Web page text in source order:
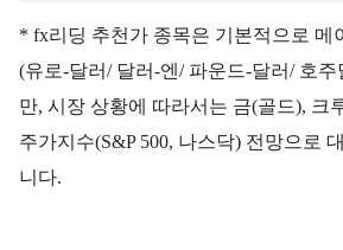
* fx리딩 추천가 종목은 기본적으로 메
(유로-달러/ 달러-엔/ 파운드-달러/ 호주
만, 시장 상황에 따라서는 금(골드), 크
주가지수(S&P 500, 나스닥) 전망으로
니다.